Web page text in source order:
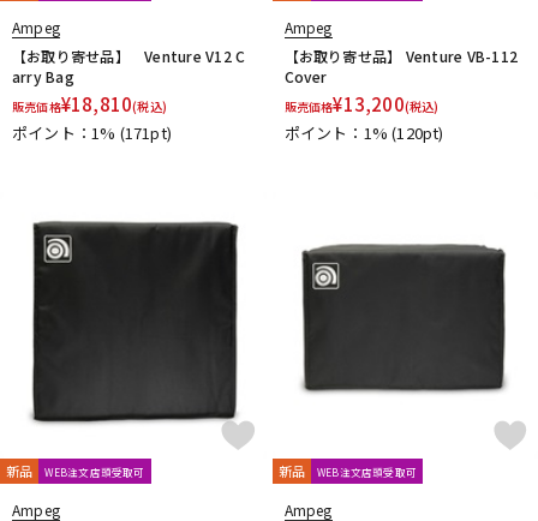
Ampeg
【お取り寄せ品】 Venture V12 C
arry Bag
販売価格¥18,810(税込)
ポイント：1% (171pt)
Ampeg
【お取り寄せ品】 Venture VB-112
Cover
販売価格¥13,200(税込)
ポイント：1%(120pt)
新品 WEB注文店頭受取可
Ampeg
新品 WEB注文店頭受取可
Ampeg